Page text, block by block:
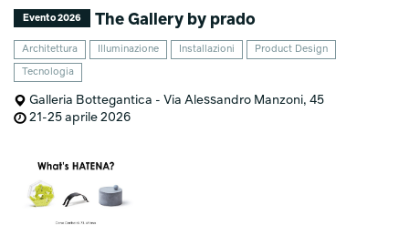
Evento 2026 The Gallery by prado
Architettura Illuminazione Installazioni Product Design
Tecnologia
Galleria Bottegantica - Via Alessandro Manzoni, 45
21-25 aprile 2026